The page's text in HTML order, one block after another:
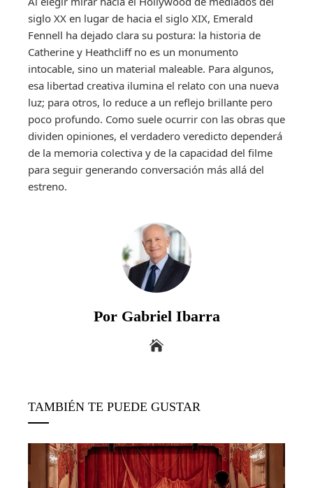
siglo XX en lugar de hacia el siglo XIX, Emerald
Fennell ha dejado clara su postura: la historia de
Catherine y Heathcliff no es un monumento
intocable, sino un material maleable. Para algunos,
esa libertad creativa ilumina el relato con una nueva
luz; para otros, lo reduce a un reflejo brillante pero
poco profundo. Como suele ocurrir con las obras que
dividen opiniones, el verdadero veredicto dependerá
de la memoria colectiva y de la capacidad del filme
para seguir generando conversación más allá del
estreno.
Por Gabriel Ibarra
TAMBIÉN TE PUEDE GUSTAR